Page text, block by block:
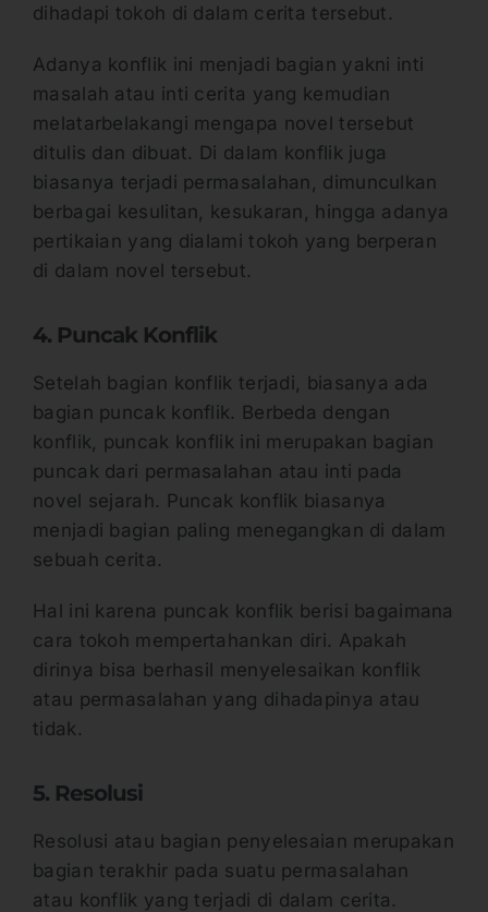
dihadapi tokoh di dalam cerita tersebut.
Adanya konflik ini menjadi bagian yakni inti
masalah atau inti cerita yang kemudian
melatarbelakangi mengapa novel tersebut
ditulis dan dibuat. Di dalam konflik juga
biasanya terjadi permasalahan, dimunculkan
berbagai kesulitan, kesukaran, hingga adanya
pertikaian yang dialami tokoh yang berperan
di dalam novel tersebut.
4. Puncak Konflik
Setelah bagian konflik terjadi, biasanya ada
bagian puncak konflik. Berbeda dengan
konflik, puncak konflik ini merupakan bagian
puncak dari permasalahan atau inti pada
novel sejarah. Puncak konflik biasanya
menjadi bagian paling menegangkan di dalam
sebuah cerita.
Hal ini karena puncak konflik berisi bagaimana
cara tokoh mempertahankan diri. Apakah
dirinya bisa berhasil menyelesaikan konflik
atau permasalahan yang dihadapinya atau
tidak.
5. Resolusi
Resolusi atau bagian penyelesaian merupakan
bagian terakhir pada suatu permasalahan
atau konflik yang terjadi di dalam cerita.